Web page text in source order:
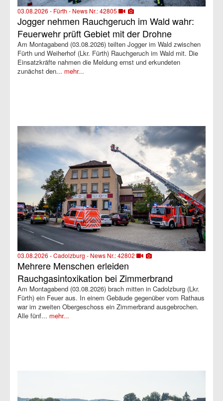
03.08.2026 - Fürth - News Nr.: 42805
Jogger nehmen Rauchgeruch im Wald wahr:
Feuerwehr prüft Gebiet mit der Drohne
Am Montagabend (03.08.2026) teilten Jogger im Wald zwischen
Fürth und Weiherhof (Lkr. Fürth) Rauchgeruch im Wald mit. Die
Einsatzkräfte nahmen die Meldung ernst und erkundeten
zunächst den... mehr...
03.08.2026 - Cadolzburg - News Nr.: 42802
Mehrere Menschen erleiden
Rauchgasintoxikation bei Zimmerbrand
Am Montagabend (03.08.2026) brach mitten in Cadolzburg (Lkr.
Fürth) ein Feuer aus. In einem Gebäude gegenüber vom Rathaus
war im zweiten Obergeschoss ein Zimmerbrand ausgebrochen.
Alle fünf... mehr...